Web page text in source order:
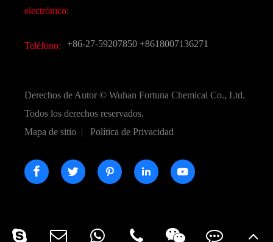
Todos los productos químicos finos
electrónico:
Teléfono: +86-27-59207850 +8618007136271
Derechos de Autor © Wuhan Fortuna Chemical Co., Ltd.
Todos los derechos reservados.
Mapa de sitio | Política de Privacidad
    